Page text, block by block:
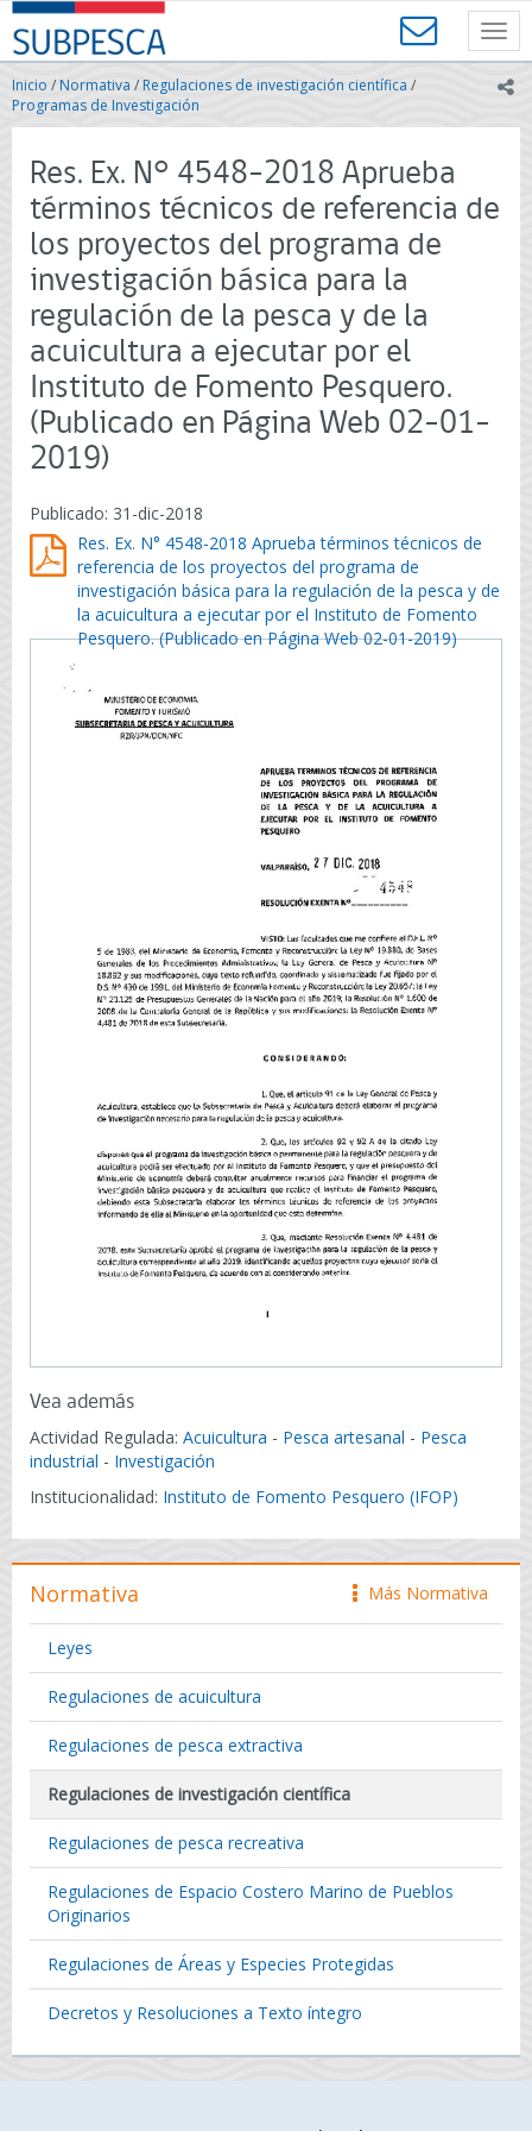
Contenido
principal
SUBPESCA
-
Subsecretaría
de
Pesca
Acuicultura
Gobierno
de
Chile
Inicio /Normativa / Regulaciones de investigación científica /
Programas de Investigación
Res. Ex. N° 4548-2018 Aprueba
términos técnicos de referencia de
los proyectos del programa de
investigación básica para la
regulación de la pesca y de la
acuicultura a ejecutar por el
Instituto de Fomento Pesquero.
(Publicado en Página Web 02-01-
2019)
Publicado: 31-dic-2018
Res. Ex. N° 4548-2018 Aprueba términos técnicos de
referencia de los proyectos del programa de
investigación básica para la regulación de la pesca y de
la acuicultura a ejecutar por el Instituto de Fomento
Pesquero. (Publicado en Página Web 02-01-2019)
Vea además
Actividad Regulada: Acuicultura - Pesca artesanal - Pesca
industrial - Investigación
Institucionalidad: Instituto de Fomento Pesquero (IFOP)
icono
Más Normativa
Normativa
Leyes
Regulaciones de acuicultura
Regulaciones de pesca extractiva
Regulaciones de investigación científica
Regulaciones de pesca recreativa
Regulaciones de Espacio Costero Marino de Pueblos
Originarios
Regulaciones de Áreas y Especies Protegidas
Decretos y Resoluciones a Texto íntegro